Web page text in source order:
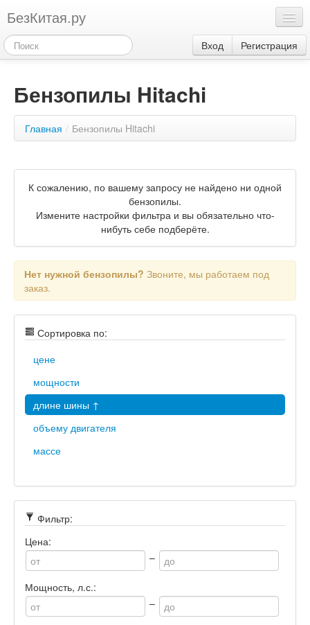
БезКитая.ру
Каталог
Контакты
Акции 3
Вход Регистрация
Бензопилы Hitachi
Главная / Бензопилы Hitachi
К сожалению, по вашему запросу не найдено ни одной
бензопилы.
Измените настройки фильтра и вы обязательно что-
нибуть себе подберёте.
Нет нужной бензопилы? Звоните, мы работаем под
заказ.
Сортировка по:
цене
мощности
длине шины ↑
объему двигателя
массе
Фильтр:
Цена:
–
Мощность, л.с.:
–